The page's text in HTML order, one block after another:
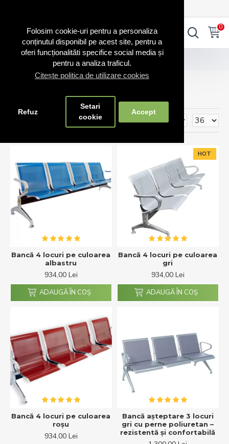
Folosim cookie-uri pentru a personaliza
conținutul disponibil pe acest site, pentru a
oferi funcționalităti specifice social media și
pentru a analiza traficul.
Citește politica de utilizare cookies
Refuz
Setari
cookie
Accept
0
Producător CHAIRS EMOBD
Bancă 4 locuri pe culoarea
albastru
934,00 Lei
ADAUGĂ ÎN COŞ
HOT
Bancă 4 locuri pe culoarea
gri
934,00 Lei
ADAUGĂ ÎN COŞ
Bancă 4 locuri pe culoarea
roșu
934,00 Lei
Bancă așteptare 3 locuri
gri cu perne poliuretan –
rezistentă și confortabilă